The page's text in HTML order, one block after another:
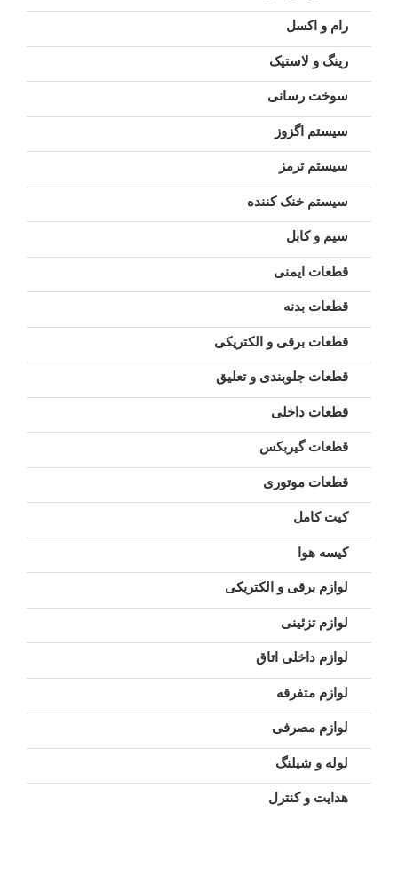
رام و اکسل
رینگ و لاستیک
سوخت رسانی
سیستم اگزوز
سیستم ترمز
سیستم خنک کننده
سیم و کابل
قطعات ایمنی
قطعات بدنه
قطعات برقی و الکتریکی
قطعات جلوبندی و تعلیق
قطعات داخلی
قطعات گیربکس
قطعات موتوری
کیت کامل
کیسه هوا
لوازم برقی و الکتریکی
لوازم تزئینی
لوازم داخلی اتاق
لوازم متفرقه
لوازم مصرفی
لوله و شیلنگ
هدایت و کنترل